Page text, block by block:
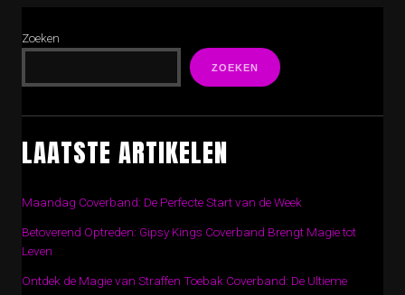
Zoeken
ZOEKEN
LAATSTE ARTIKELEN
Maandag Coverband: De Perfecte Start van de Week
Betoverend Optreden: Gipsy Kings Coverband Brengt Magie tot
Leven
Ontdek de Magie van Straffen Toebak Coverband: De Ultieme